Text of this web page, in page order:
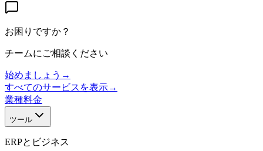
お困りですか？
チームにご相談ください
始めましょう →
すべてのサービスを表示→
業種料金
ツール
ERPとビジネス